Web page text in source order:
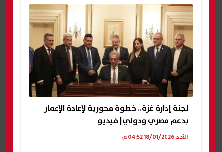
لجنة إدارة غزة.. خطوة محورية لإعادة الإعمار
بدعم مصري ودولي| فيديو
الأحد 18/01/2026 04:52 م